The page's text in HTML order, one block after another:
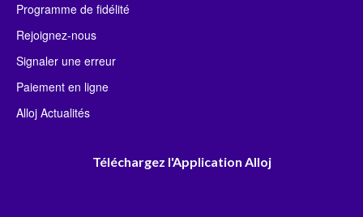
Programme de fidélité
Rejoignez-nous
Signaler une erreur
Paiement en ligne
Alloj Actualités
Téléchargez l'Application Alloj